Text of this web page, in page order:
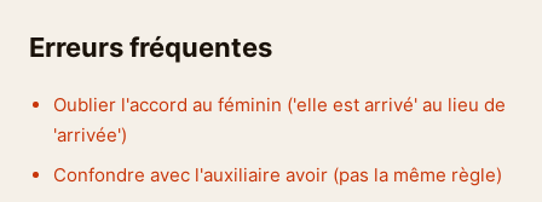
Erreurs fréquentes
Oublier l'accord au féminin ('elle est arrivé' au lieu de
'arrivée')
Confondre avec l'auxiliaire avoir (pas la même règle)